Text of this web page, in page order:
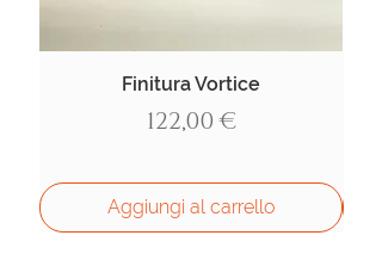
Finitura Vortice
Prezzo
122,00 €
Aggiungi al carrello